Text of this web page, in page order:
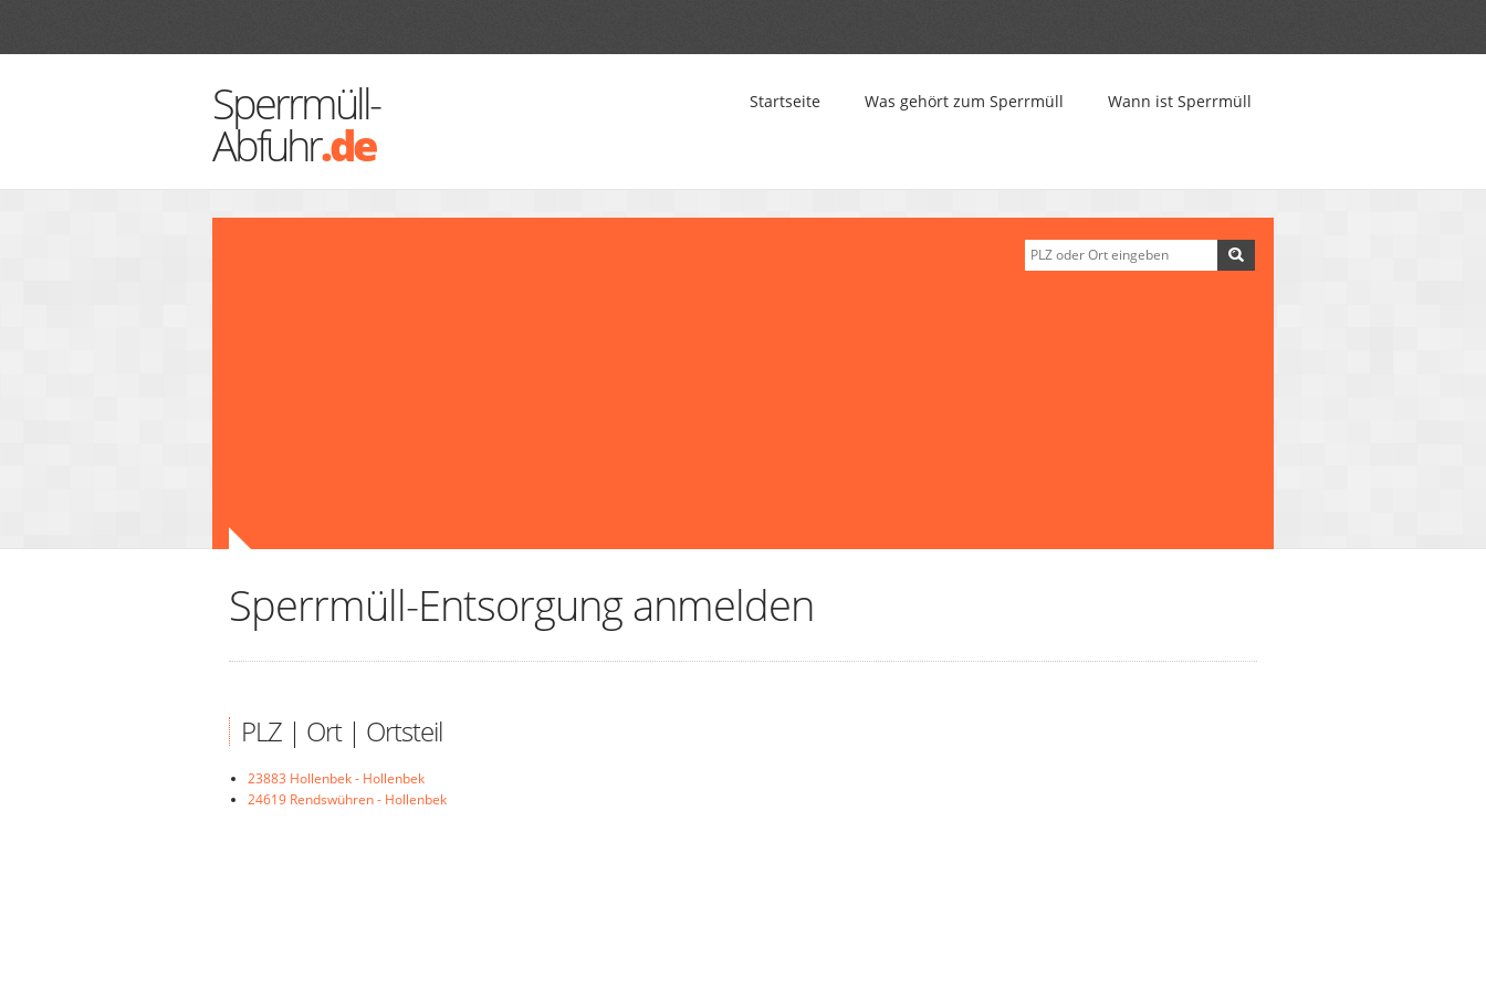
Sperrmüll-
Abfuhr.de
Startseite Was gehört zum Sperrmüll Wann ist Sperrmüll
Sperrmüll-Entsorgung anmelden
PLZ | Ort | Ortsteil
23883 Hollenbek - Hollenbek
24619 Rendswühren - Hollenbek